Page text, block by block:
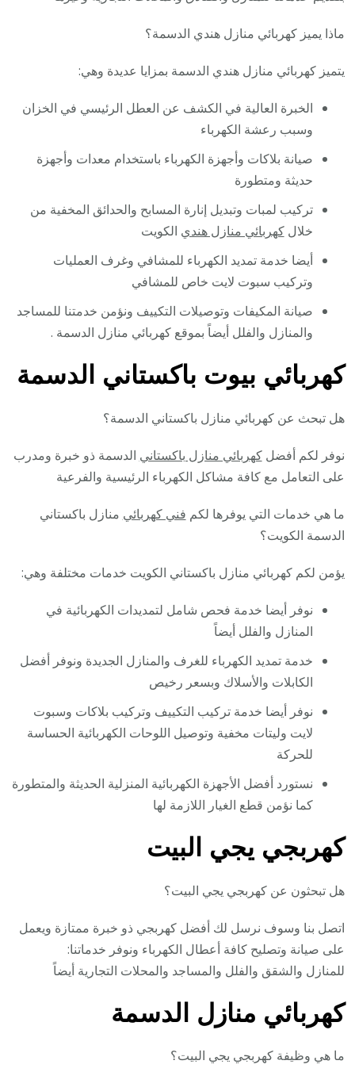
ماذا يميز كهربائي منازل هندي الدسمة؟
يتميز كهربائي منازل هندي الدسمة بمزايا عديدة وهي:
الخبرة العالية في الكشف عن العطل الرئيسي في الخزان
وسبب رعشة الكهرباء
صيانة بلاكات وأجهزة الكهرباء باستخدام معدات وأجهزة
حديثة ومتطورة
تركيب لمبات وتبديل إنارة المسابح والحدائق المخفية من
خلالكهربائي منازل هندي الكويت
أيضا خدمة تمديد الكهرباء للمشافي وغرف العمليات
وتركيب سبوت لايت خاص للمشافي
صيانة المكيفات وتوصيلات التكييف ونؤمن خدمتنا للمساجد
والمنازل والفلل أيضاً بموقع كهربائي منازل الدسمة .
كهربائي بيوت باكستاني الدسمة
هل تبحث عن كهربائي منازل باكستاني الدسمة؟
نوفر لكم أفضلكهربائي منازل باكستاني الدسمة ذو خبرة ومدرب
على التعامل مع كافة مشاكل الكهرباء الرئيسية والفرعية
ما هي خدمات التي يوفرها لكم فني كهربائي منازل باكستاني
الدسمة الكويت؟
يؤمن لكم كهربائي منازل باكستاني الكويت خدمات مختلفة وهي:
نوفر أيضا خدمة فحص شامل لتمديدات الكهربائية في
المنازل والفلل أيضاً
خدمة تمديد الكهرباء للغرف والمنازل الجديدة ونوفر أفضل
الكابلات والأسلاك وبسعر رخيص
نوفر أيضا خدمة تركيب التكييف وتركيب بلاكات وسبوت
لايت وليتات مخفية وتوصيل اللوحات الكهربائية الحساسة
للحركة
نستورد أفضل الأجهزة الكهربائية المنزلية الحديثة والمتطورة
كما نؤمن قطع الغيار اللازمة لها
كهربجي يجي البيت
هل تبحثون عن كهربجي يجي البيت؟
اتصل بنا وسوف نرسل لك أفضل كهربجي ذو خبرة ممتازة ويعمل
على صيانة وتصليح كافة أعطال الكهرباء ونوفر خدماتنا:
للمنازل والشقق والفلل والمساجد والمحلات التجارية أيضاً
كهربائي منازل الدسمة
ما هي وظيفة كهربجي يجي البيت؟